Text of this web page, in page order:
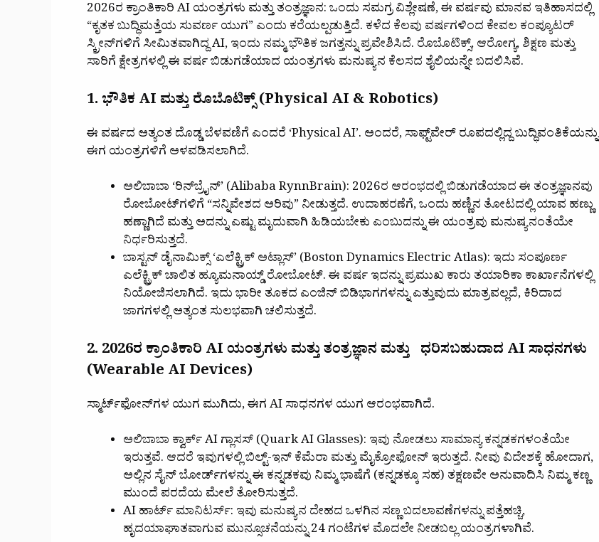
2026ರ ಕ್ರಾಂತಿಕಾರಿ AI ಯಂತ್ರಗಳು ಮತ್ತು ತಂತ್ರಜ್ಞಾನ: ಒಂದು ಸಮಗ್ರ ವಿಶ್ಲೇಷಣೆ, ಈ ವರ್ಷವು ಮಾನವ ಇತಿಹಾಸದಲ್ಲಿ
“ಕೃತಕ ಬುದ್ಧಿಮತ್ತೆಯ ಸುವರ್ಣ ಯುಗ” ಎಂದು ಕರೆಯಲ್ಪಡುತ್ತಿದೆ. ಕಳೆದ ಕೆಲವು ವರ್ಷಗಳಿಂದ ಕೇವಲ ಕಂಪ್ಯೂಟರ್
ಸ್ಕ್ರೀನ್‌ಗಳಿಗೆ ಸೀಮಿತವಾಗಿದ್ದ AI, ಇಂದು ನಮ್ಮ ಭೌತಿಕ ಜಗತ್ತನ್ನು ಪ್ರವೇಶಿಸಿದೆ. ರೊಬೊಟಿಕ್ಸ್, ಆರೋಗ್ಯ, ಶಿಕ್ಷಣ ಮತ್ತು
ಸಾರಿಗೆ ಕ್ಷೇತ್ರಗಳಲ್ಲಿ ಈ ವರ್ಷ ಬಿಡುಗಡೆಯಾದ ಯಂತ್ರಗಳು ಮನುಷ್ಯನ ಕೆಲಸದ ಶೈಲಿಯನ್ನೇ ಬದಲಿಸಿವೆ.
1. ಭೌತಿಕ AI ಮತ್ತು ರೊಬೊಟಿಕ್ಸ್ (Physical AI & Robotics)
ಈ ವರ್ಷದ ಅತ್ಯಂತ ದೊಡ್ಡ ಬೆಳವಣಿಗೆ ಎಂದರೆ ‘Physical AI’. ಅಂದರೆ, ಸಾಫ್ಟ್‌ವೇರ್ ರೂಪದಲ್ಲಿದ್ದ ಬುದ್ಧಿವಂತಿಕೆಯನ್ನು
ಈಗ ಯಂತ್ರಗಳಿಗೆ ಅಳವಡಿಸಲಾಗಿದೆ.
ಅಲಿಬಾಬಾ ‘ರಿನ್‌ಬ್ರೈನ್’ (Alibaba RynnBrain): 2026ರ ಆರಂಭದಲ್ಲಿ ಬಿಡುಗಡೆಯಾದ ಈ ತಂತ್ರಜ್ಞಾನವು
ರೋಬೋಟ್‌ಗಳಿಗೆ “ಸನ್ನಿವೇಶದ ಅರಿವು” ನೀಡುತ್ತದೆ. ಉದಾಹರಣೆಗೆ, ಒಂದು ಹಣ್ಣಿನ ತೋಟದಲ್ಲಿ ಯಾವ ಹಣ್ಣು
ಹಣ್ಣಾಗಿದೆ ಮತ್ತು ಅದನ್ನು ಎಷ್ಟು ಮೃದುವಾಗಿ ಹಿಡಿಯಬೇಕು ಎಂಬುದನ್ನು ಈ ಯಂತ್ರವು ಮನುಷ್ಯನಂತೆಯೇ
ನಿರ್ಧರಿಸುತ್ತದೆ.
ಬಾಸ್ಟನ್ ಡೈನಾಮಿಕ್ಸ್ ‘ಎಲೆಕ್ಟ್ರಿಕ್ ಅಟ್ಲಾಸ್’ (Boston Dynamics Electric Atlas): ಇದು ಸಂಪೂರ್ಣ
ಎಲೆಕ್ಟ್ರಿಕ್ ಚಾಲಿತ ಹ್ಯೂಮನಾಯ್ಡ್ ರೋಬೋಟ್. ಈ ವರ್ಷ ಇದನ್ನು ಪ್ರಮುಖ ಕಾರು ತಯಾರಿಕಾ ಕಾರ್ಖಾನೆಗಳಲ್ಲಿ
ನಿಯೋಜಿಸಲಾಗಿದೆ. ಇದು ಭಾರೀ ತೂಕದ ಎಂಜಿನ್ ಬಿಡಿಭಾಗಗಳನ್ನು ಎತ್ತುವುದು ಮಾತ್ರವಲ್ಲದೆ, ಕಿರಿದಾದ
ಜಾಗಗಳಲ್ಲಿ ಅತ್ಯಂತ ಸುಲಭವಾಗಿ ಚಲಿಸುತ್ತದೆ.
2. 2026ರ ಕ್ರಾಂತಿಕಾರಿ AI ಯಂತ್ರಗಳು ಮತ್ತು ತಂತ್ರಜ್ಞಾನಮತ್ತು ಧರಿಸಬಹುದಾದ AI ಸಾಧನಗಳು
(Wearable AI Devices)
ಸ್ಮಾರ್ಟ್‌ಫೋನ್‌ಗಳ ಯುಗ ಮುಗಿದು, ಈಗ AI ಸಾಧನಗಳ ಯುಗ ಆರಂಭವಾಗಿದೆ.
ಅಲಿಬಾಬಾ ಕ್ವಾರ್ಕ್ AI ಗ್ಲಾಸಸ್ (Quark AI Glasses): ಇವು ನೋಡಲು ಸಾಮಾನ್ಯ ಕನ್ನಡಕಗಳಂತೆಯೇ
ಇರುತ್ತವೆ. ಆದರೆ ಇವುಗಳಲ್ಲಿ ಬಿಲ್ಟ್-ಇನ್ ಕೆಮೆರಾ ಮತ್ತು ಮೈಕ್ರೋಫೋನ್ ಇರುತ್ತದೆ. ನೀವು ವಿದೇಶಕ್ಕೆ ಹೋದಾಗ,
ಅಲ್ಲಿನ ಸೈನ್ ಬೋರ್ಡ್‌ಗಳನ್ನು ಈ ಕನ್ನಡಕವು ನಿಮ್ಮ ಭಾಷೆಗೆ (ಕನ್ನಡಕ್ಕೂ ಸಹ) ತಕ್ಷಣವೇ ಅನುವಾದಿಸಿ ನಿಮ್ಮ ಕಣ್ಣ
ಮುಂದೆ ಪರದೆಯ ಮೇಲೆ ತೋರಿಸುತ್ತದೆ.
AI ಹಾರ್ಟ್ ಮಾನಿಟರ್ಸ್: ಇವು ಮನುಷ್ಯನ ದೇಹದ ಒಳಗಿನ ಸಣ್ಣ ಬದಲಾವಣೆಗಳನ್ನು ಪತ್ತೆಹಚ್ಚಿ,
ಹೃದಯಾಘಾತವಾಗುವ ಮುನ್ಸೂಚನೆಯನ್ನು 24 ಗಂಟೆಗಳ ಮೊದಲೇ ನೀಡಬಲ್ಲ ಯಂತ್ರಗಳಾಗಿವೆ.